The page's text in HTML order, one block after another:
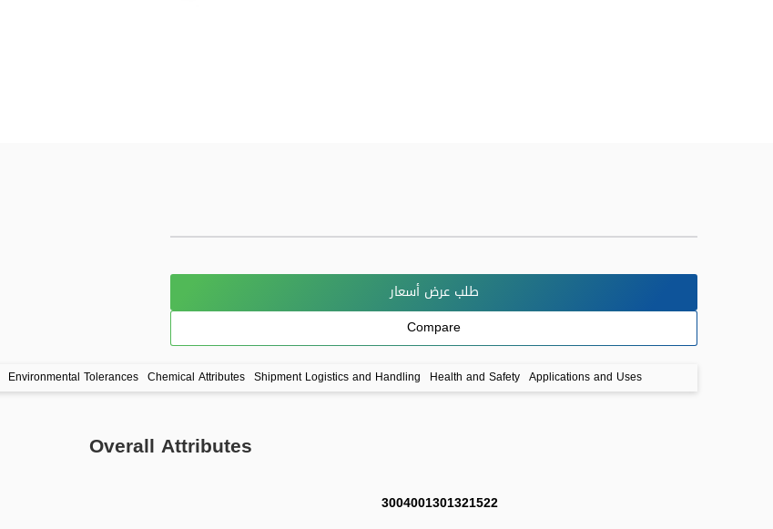
طلب عرض أسعار
Compare
Environmental Tolerances Chemical Attributes Shipment Logistics and Handling Health and Safety Applications and Uses
Overall Attributes
3004001301321522